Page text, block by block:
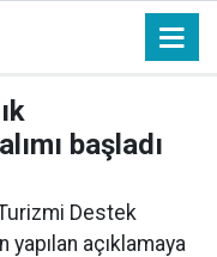
başladı
Turizmi Destek
yapılan açıklamaya